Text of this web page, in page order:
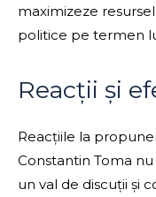
maximizeze
politice pe termen
Reacții și
Reacțiile la
Constantin Toma
un val de discuții și